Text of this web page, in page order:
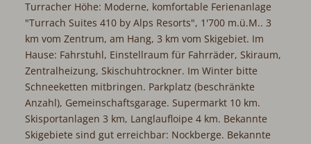
"Turrach Suites 410 by Alps Resorts", 1'700 m.ü.M.. 3 km
vom Zentrum, am Hang, 3 km vom Skigebiet. Im Hause:
Fahrstuhl, Einstellraum für Fahrräder, Skiraum,
Zentralheizung, Skischuhtrockner. Im Winter bitte
Schneeketten mitbringen. Parkplatz (beschränkte Anzahl),
Gemeinschaftsgarage. Supermarkt 10 km. Skisportanlagen
3 km, Langlaufloipe 4 km. Bekannte Skigebiete sind gut
erreichbar: Nockberge. Bekannte Seen in der Umgebung
sind gut erreichbar: Almsee Plateau Turracher Höhe. Pro